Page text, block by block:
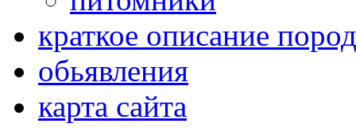
краткое описание пород
обьявления
карта сайта